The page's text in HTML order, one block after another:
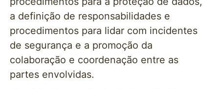
a definição de responsabilidades e
procedimentos para lidar com incidentes
de segurança e a promoção da
colaboração e coordenação entre as
partes envolvidas.